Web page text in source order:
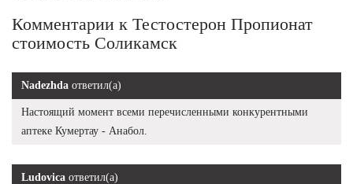
Комментарии к Тестостерон Пропионат
стоимость Соликамск
Nadezhda ответил(а)
Настоящий момент всеми перечисленными конкурентными
аптеке Кумертау - Анабол.
Ludovica ответил(а)